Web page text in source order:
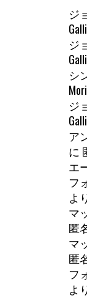
ジ
ジ
シ
ジ
ア
に
エ
フ
よ
マ
匿
マ
匿
フ
よ